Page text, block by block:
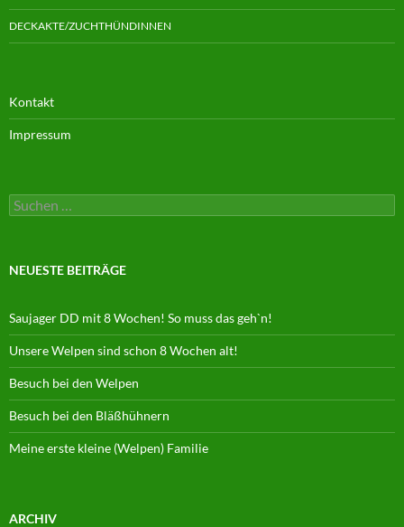
DECKAKTE/ZUCHTHÜNDINNEN
Kontakt
Impressum
Suchen
nach:
NEUESTE BEITRÄGE
Saujager DD mit 8 Wochen! So muss das geh`n!
Unsere Welpen sind schon 8 Wochen alt!
Besuch bei den Welpen
Besuch bei den Bläßhühnern
Meine erste kleine (Welpen) Familie
ARCHIV